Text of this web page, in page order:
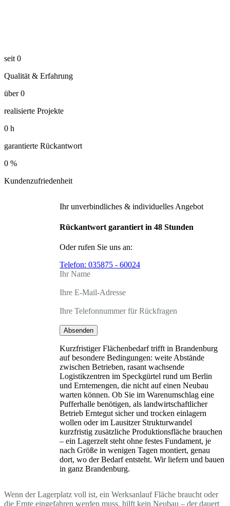
seit 0
Qualität & Erfahrung
über 0
realisierte Projekte
0 h
garantierte Rückantwort
0 %
Kundenzufriedenheit
Ihr unverbindliches & individuelles Angebot
Rückantwort garantiert in 48 Stunden
Oder rufen Sie uns an:
Telefon: 035875 - 60024
Ihr Name
Ihre E-Mail-Adresse
Ihre Telefonnummer für Rückfragen
Absenden
Kurzfristiger Flächenbedarf trifft in Brandenburg
auf besondere Bedingungen: weite Abstände
zwischen Betrieben, rasant wachsende
Logistikzentren im Speckgürtel rund um Berlin
und Erntemengen, die nicht auf einen Neubau
warten können. Ob Sie im Warenumschlag eine
Pufferhalle benötigen, als landwirtschaftlicher
Betrieb Erntegut sicher und trocken einlagern
wollen oder im Lausitzer Strukturwandel
kurzfristig zusätzliche Produktionsfläche brauchen
– ein Lagerzelt steht ohne festes Fundament, je
nach Größe in wenigen Tagen montiert, genau
dort, wo der Bedarf entsteht. Wir liefern und bauen
in ganz Brandenburg.
Wenn der Lagerplatz voll ist, ein Werksanlauf Fläche braucht oder
die Ernte eingefahren werden muss, hilft kein Neubau – der dauert